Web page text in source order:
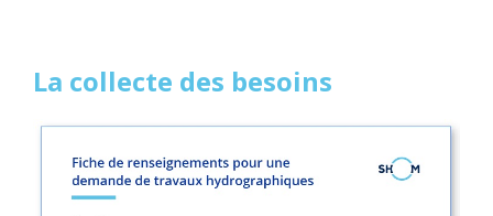
La collecte des besoins